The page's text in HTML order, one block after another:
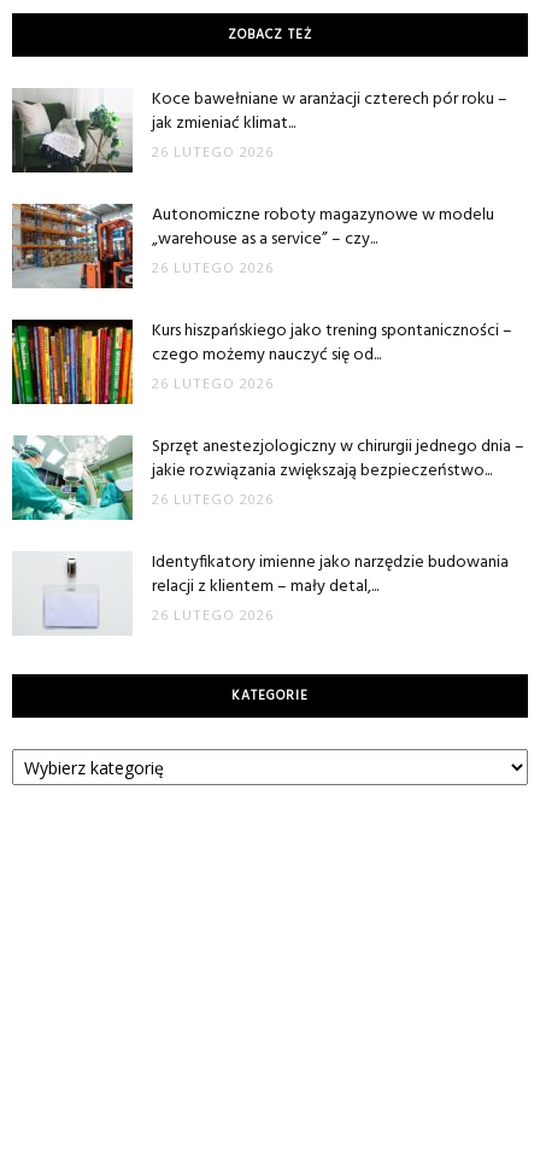
ZOBACZ TEŻ
Koce bawełniane w aranżacji czterech pór roku –
jak zmieniać klimat...
26 LUTEGO 2026
Autonomiczne roboty magazynowe w modelu
„warehouse as a service” – czy...
26 LUTEGO 2026
Kurs hiszpańskiego jako trening spontaniczności –
czego możemy nauczyć się od...
26 LUTEGO 2026
Sprzęt anestezjologiczny w chirurgii jednego dnia –
jakie rozwiązania zwiększają bezpieczeństwo...
26 LUTEGO 2026
Identyfikatory imienne jako narzędzie budowania
relacji z klientem – mały detal,...
26 LUTEGO 2026
KATEGORIE
Kategorie